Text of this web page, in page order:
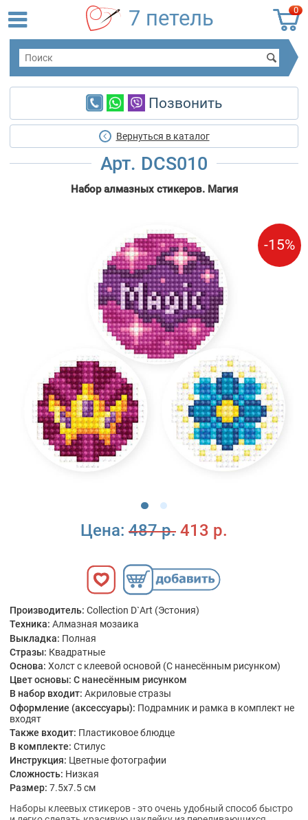
0
7 петель
Позвонить
Вернуться в каталог
Арт. DCS010
Набор алмазных стикеров. Магия
-15%
Цена: 487 р. 413 р.
Производитель: Collection D`Art (Эстония)
Техника: Алмазная мозаика
Выкладка: Полная
Стразы: Квадратные
Основа: Холст с клеевой основой (С нанесённым рисунком)
Цвет основы: С нанесённым рисунком
В набор входит: Акриловые стразы
Оформление (аксессуары): Подрамник и рамка в комплект не
входят
Также входит: Пластиковое блюдце
В комплекте: Стилус
Инструкция: Цветные фотографии
Сложность: Низкая
Размер: 7.5x7.5 см
Наборы клеевых стикеров - это очень удобный способ быстро